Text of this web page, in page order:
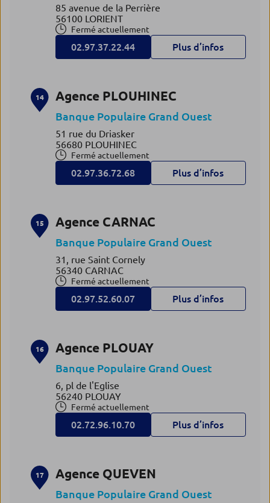
85 avenue de la Perrière
56100 LORIENT
Fermé actuellement
02.97.37.22.44 Plus d’infos
14 Agence PLOUHINEC
Banque Populaire Grand Ouest
51 rue du Driasker
56680 PLOUHINEC
Fermé actuellement
02.97.36.72.68 Plus d’infos
15 Agence CARNAC
Banque Populaire Grand Ouest
31, rue Saint Cornely
56340 CARNAC
Fermé actuellement
02.97.52.60.07 Plus d’infos
16 Agence PLOUAY
Banque Populaire Grand Ouest
6, pl de l'Eglise
56240 PLOUAY
Fermé actuellement
02.72.96.10.70 Plus d’infos
17 Agence QUEVEN
Banque Populaire Grand Ouest